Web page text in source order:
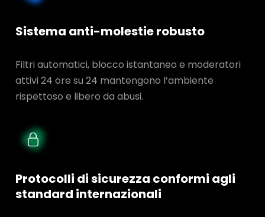
Sistema anti-molestie robusto
Filtri automatici, blocco istantaneo e moderatori
attivi 24 ore su 24 mantengono l’ambiente
rispettoso e libero da abusi.
Protocolli di sicurezza conformi agli
standard internazionali